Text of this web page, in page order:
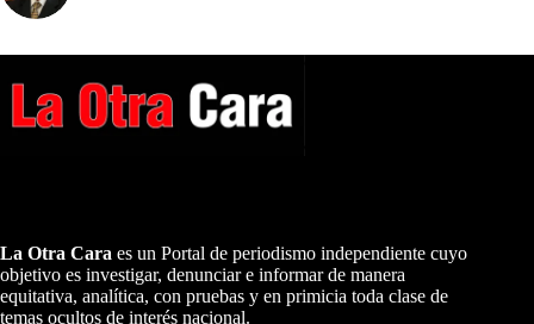
La Otra Cara es un Portal de periodismo independiente cuyo
objetivo es investigar, denunciar e informar de manera
equitativa, analítica, con pruebas y en primicia toda clase de
temas ocultos de interés nacional.